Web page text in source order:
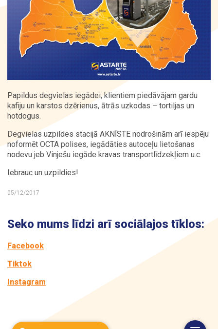
Papildus degvielas iegādei, klientiem piedāvājam gardu
kafiju un karstos dzērienus, ātrās uzkodas – tortiljas un
hotdogus.
Degvielas uzpildes stacijā AKNĪSTE nodrošinām arī iespēju
noformēt OCTA polises, iegādāties autoceļu lietošanas
nodevu jeb Vinješu iegāde kravas transportlīdzekļiem u.c.
Iebrauc un uzpildies!
05/12/2017
Seko mums līdzi arī sociālajos tīklos:
Facebook
Tiktok
Instagram